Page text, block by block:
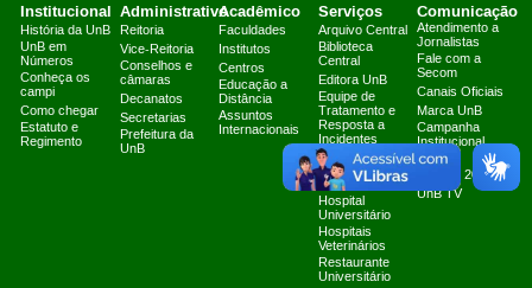
Institucional
História da UnB
UnB em
Números
Conheça os
campi
Como chegar
Estatuto e
Regimento
Administrativo
Reitoria
Vice-Reitoria
Conselhos e
câmaras
Decanatos
Secretarias
Prefeitura da
UnB
Acadêmico
Faculdades
Institutos
Centros
Educação a
Distância
Assuntos
Internacionais
Serviços
Arquivo Central
Biblioteca
Central
Editora UnB
Equipe de
Tratamento e
Resposta a
Incidentes
Cibernéticos
Fazenda Água
Limpa
Hospital
Universitário
Hospitais
Veterinários
Restaurante
Universitário
Comunicação
Atendimento a
Jornalistas
Fale com a
Secom
Canais Oficiais
Marca UnB
Campanha
Institucional
2025
Planner 2024
UnB TV